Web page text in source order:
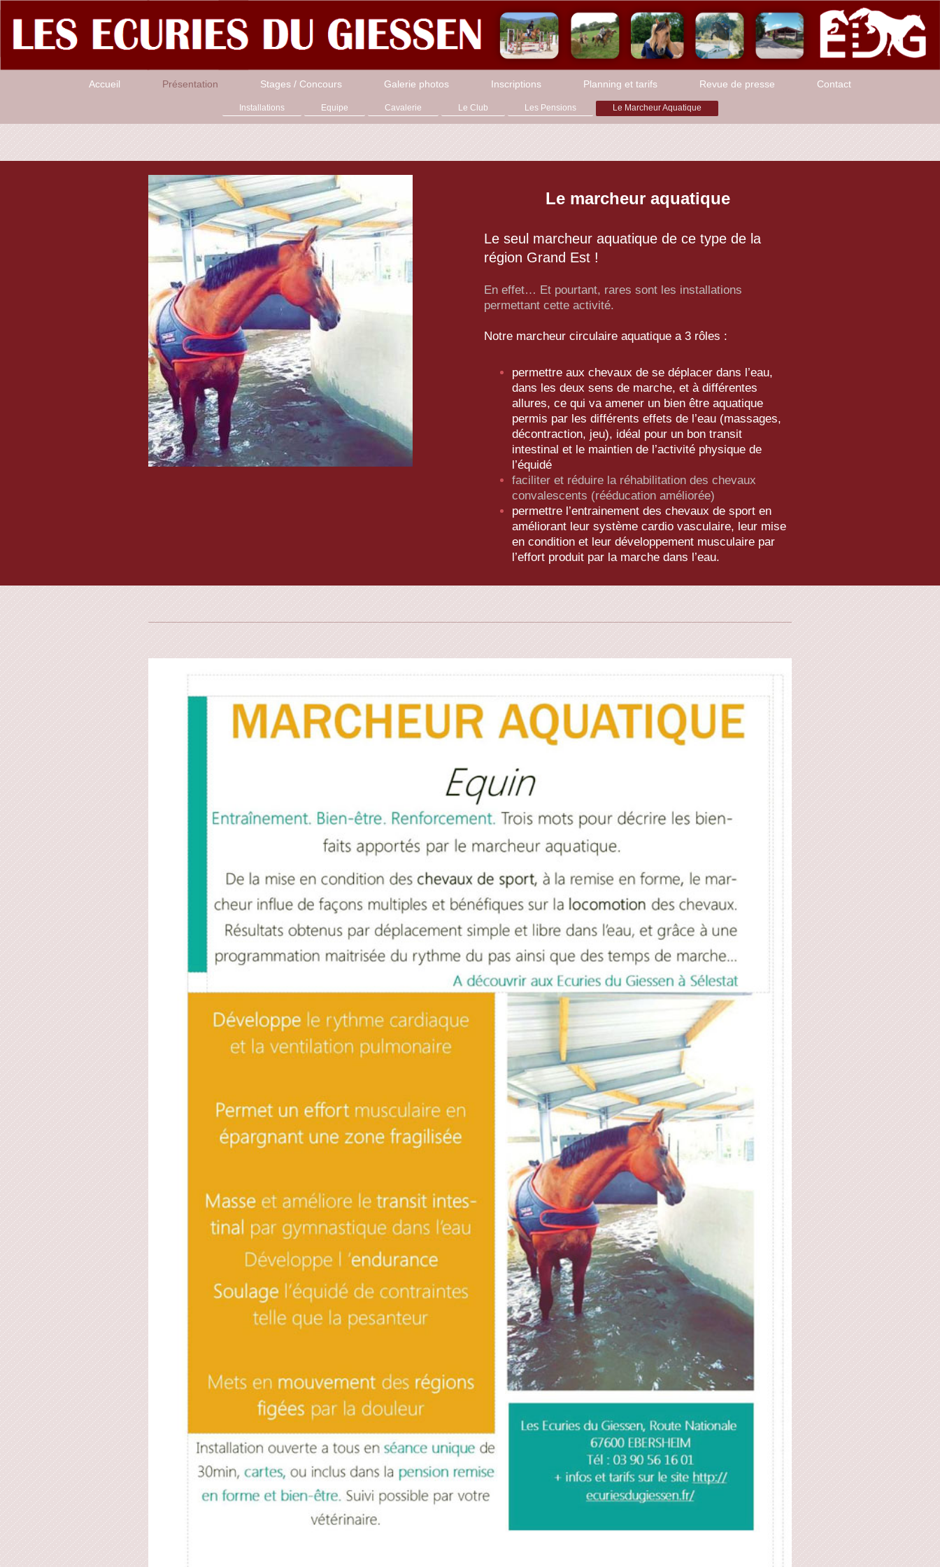
Accueil Présentation Stages / Concours Galerie photos Inscriptions Planning et tarifs Revue de presse Contact
Installations Equipe Cavalerie Le Club Les Pensions Le Marcheur Aquatique
Le marcheur aquatique
Le seul marcheur aquatique de ce type de la
région Grand Est !
En effet… Et pourtant, rares sont les installations
permettant cette activité.
Notre marcheur circulaire aquatique a 3 rôles :
permettre aux chevaux de se déplacer dans l’eau,
dans les deux sens de marche, et à différentes
allures, ce qui va amener un bien être aquatique
permis par les différents effets de l’eau (massages,
décontraction, jeu), idéal pour un bon transit
intestinal et le maintien de l’activité physique de
l’équidé
faciliter et réduire la réhabilitation des chevaux
convalescents (rééducation améliorée)
permettre l’entrainement des chevaux de sport en
améliorant leur système cardio vasculaire, leur mise
en condition et leur développement musculaire par
l’effort produit par la marche dans l’eau.